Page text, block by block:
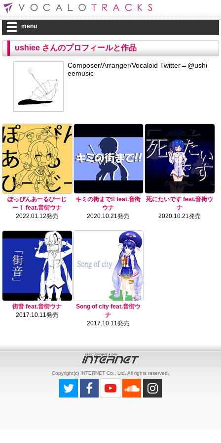
menu
ushiee さんのプロフィールと作品
Composer/Arranger/Vocaloid Twitter→@ushi
eemusic
ぽっぴんあーるぴーじ
ー！ feat.音街ウナ
2022.01.12発売
キミの街まで!! feat.音街
ウナ
2020.10.21発売
死にたいです feat.音街ウ
ナ
2020.10.21発売
街音 feat.音街ウナ
2017.10.11発売
Song of city feat.音街ウ
ナ
2017.10.11発売
Copyright(c) INTERNET Co., Ltd. All rights reserved.